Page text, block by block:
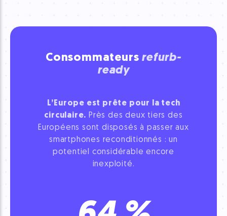
Consommateurs refurb-
ready
L’Europe est prête pour la tech
circulaire. Près des deux tiers des
Européens sont disposés à passer aux
smartphones reconditionnés : un
potentiel considérable encore
inexploité.